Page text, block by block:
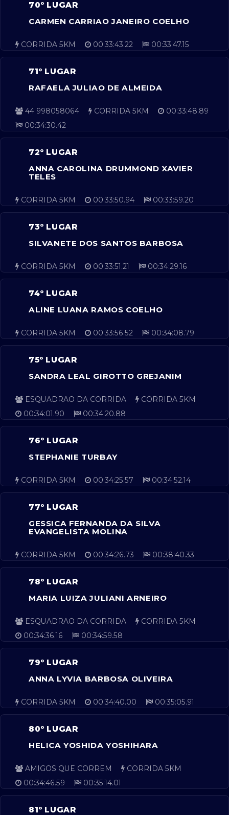
70º LUGAR
CARMEN CARRIAO JANEIRO COELHO
CORRIDA 5KM 00:33:43.22 00:33:47.15
71º LUGAR
RAFAELA JULIAO DE ALMEIDA
44 998058064 CORRIDA 5KM
00:33:48.89
00:34:30.42
72º LUGAR
ANNA CAROLINA DRUMMOND XAVIER
TELES
CORRIDA 5KM 00:33:50.94 00:33:59.20
73º LUGAR
SILVANETE DOS SANTOS BARBOSA
CORRIDA 5KM 00:33:51.21 00:34:29.16
74º LUGAR
ALINE LUANA RAMOS COELHO
CORRIDA 5KM 00:33:56.52 00:34:08.79
75º LUGAR
SANDRA LEAL GIROTTO GREJANIM
ESQUADRAO DA CORRIDA
CORRIDA 5KM
00:34:01.90
00:34:20.88
76º LUGAR
STEPHANIE TURBAY
CORRIDA 5KM 00:34:25.57 00:34:52.14
77º LUGAR
GESSICA FERNANDA DA SILVA
EVANGELISTA MOLINA
CORRIDA 5KM 00:34:26.73 00:38:40.33
78º LUGAR
MARIA LUIZA JULIANI ARNEIRO
ESQUADRAO DA CORRIDA
CORRIDA 5KM
00:34:36.16
00:34:59.58
79º LUGAR
ANNA LYVIA BARBOSA OLIVEIRA
CORRIDA 5KM 00:34:40.00 00:35:05.91
80º LUGAR
HELICA YOSHIDA YOSHIHARA
AMIGOS QUE CORREM
CORRIDA 5KM
00:34:46.59
00:35:14.01
81º LUGAR